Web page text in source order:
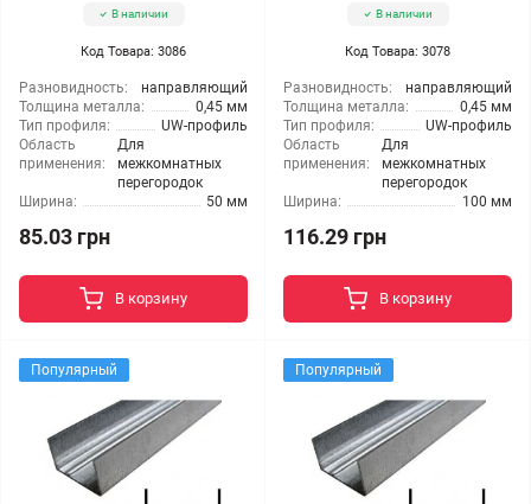
В наличии
Код Товара: 3086
Разновидность:
направляющий
Толщина металла:
0,45 мм
Тип профиля:
UW-профиль
Область
применения:
Для
межкомнатных
перегородок
Ширина:
50 мм
85.03 грн
В корзину
В наличии
Код Товара: 3078
Разновидность:
направляющий
Толщина металла:
0,45 мм
Тип профиля:
UW-профиль
Область
применения:
Для
межкомнатных
перегородок
Ширина:
100 мм
116.29 грн
В корзину
Популярный Популярный